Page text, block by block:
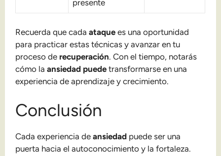
presente
Recuerda que cadaataque es una oportunidad
para practicar estas técnicas y avanzar en tu
proceso de recuperación. Con el tiempo, notarás
cómo laansiedad puede transformarse en una
experiencia de aprendizaje y crecimiento.
Conclusión
Cada experiencia deansiedad puede ser una
puerta hacia el autoconocimiento y la fortaleza.